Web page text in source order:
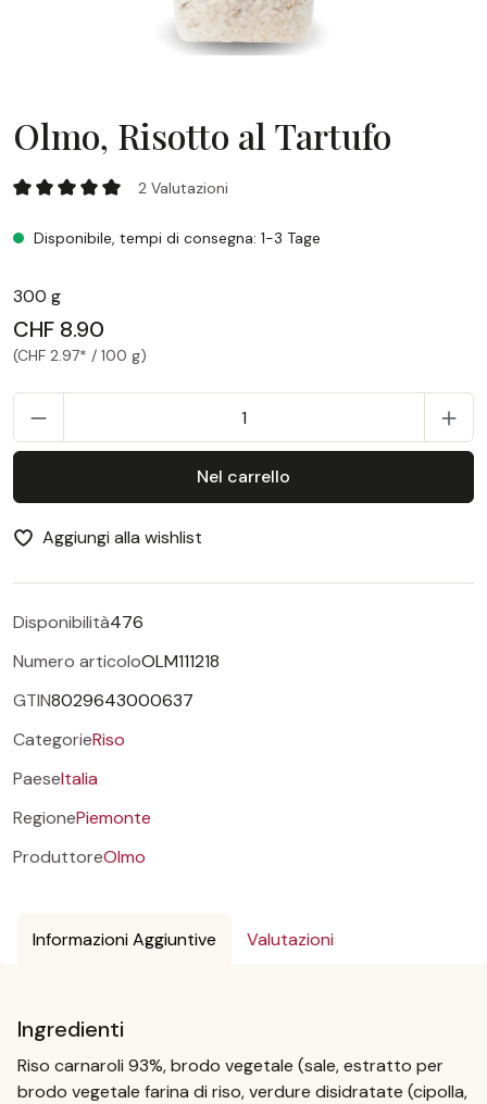
Olmo, Risotto al Tartufo
Olmo, Risotto al Tartufo
2 Valutazioni
Disponibile, tempi di consegna: 1-3 Tage
300 g
CHF 8.90
(CHF 2.97* / 100 g)
Nel carrello
Aggiungi alla wishlist
Disponibilità476
Numero articoloOLM111218
GTIN8029643000637
CategorieRiso
PaeseItalia
RegionePiemonte
ProduttoreOlmo
Informazioni Aggiuntive Valutazioni
Ingredienti
Riso carnaroli 93%, brodo vegetale (sale, estratto per
brodo vegetale farina di riso, verdure disidratate (cipolla,